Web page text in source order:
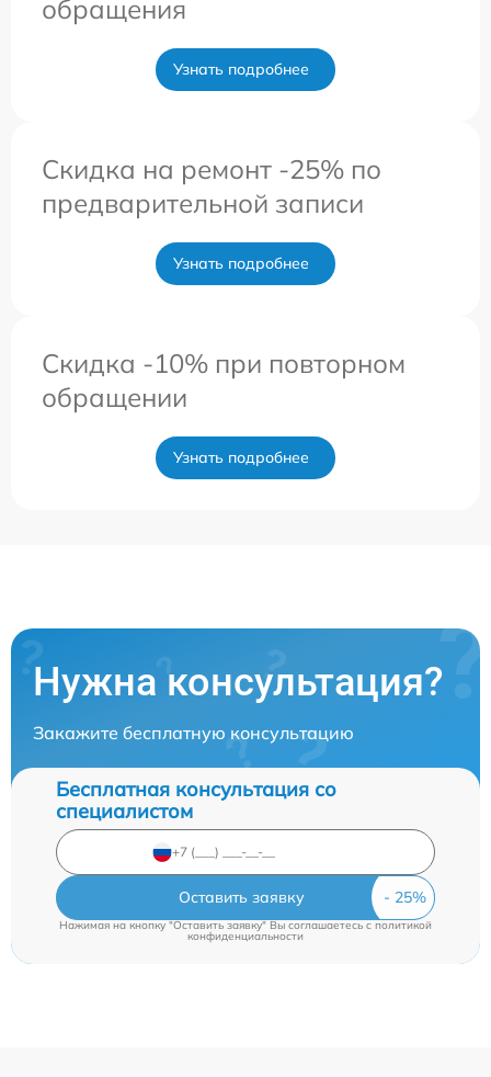
обращения
Узнать подробнее
Скидка на ремонт -25% по
предварительной записи
Узнать подробнее
Скидка -10% при повторном
обращении
Узнать подробнее
Нужна консультация?
Закажите бесплатную консультацию
Бесплатная консультация со
специалистом
Оставить заявку
Нажимая на кнопку "Оставить заявку" Вы соглашаетесь cполитикой
конфиденциальности